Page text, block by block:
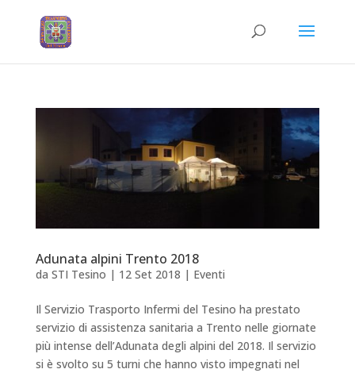
Adunata alpini Trento 2018
da STI Tesino | 12 Set 2018 | Eventi
Il Servizio Trasporto Infermi del Tesino ha prestato
servizio di assistenza sanitaria a Trento nelle giornate
più intense dell’Adunata degli alpini del 2018. Il servizio
si è svolto su 5 turni che hanno visto impegnati nel